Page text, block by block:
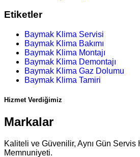
Etiketler
Baymak Klima Servisi
Baymak Klima Bakımı
Baymak Klima Montajı
Baymak Klima Demontajı
Baymak Klima Gaz Dolumu
Baymak Klima Tamiri
Hizmet Verdiğimiz
Markalar
Kaliteli ve Güvenilir, Aynı Gün Servis
Memnuniyeti.